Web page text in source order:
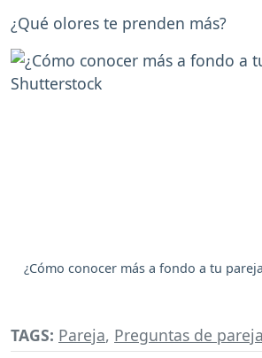
¿Qué olores te prenden más?
¿Cómo conocer más a fondo a tu
TAGS: Pareja, Preguntas de pareja